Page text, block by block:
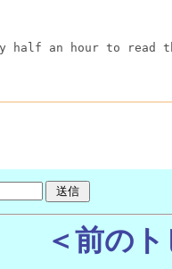
half an hour to
＜前の